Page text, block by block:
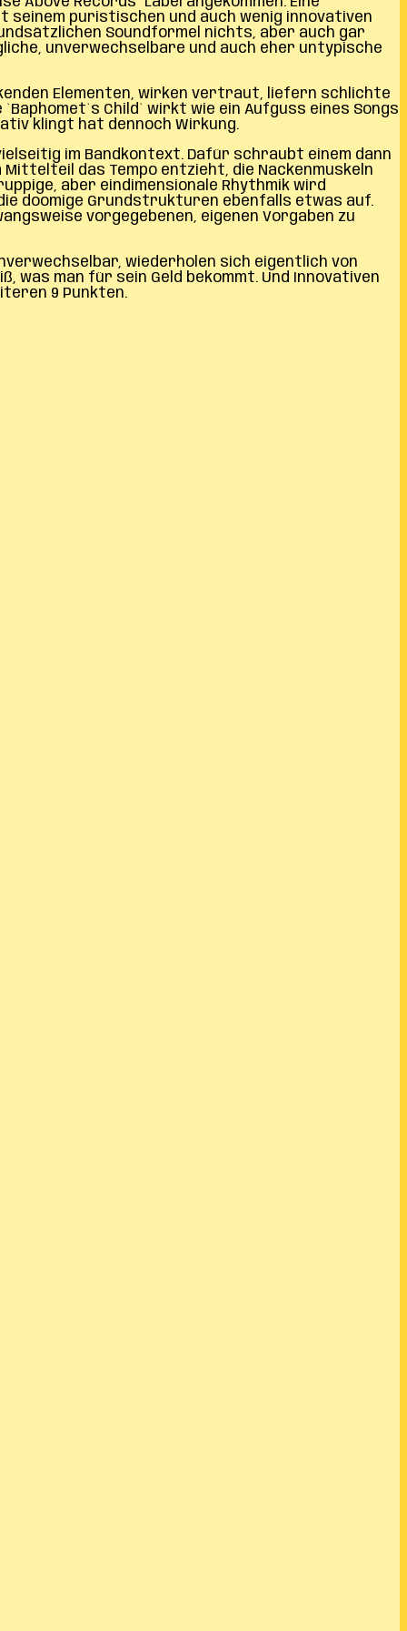
seinem puristischen und auch wenig innovativen
Soundformel nichts, aber auch gar
unverwechselbare und auch eher untypische
Elementen, wirken vertraut, liefern schlichte
Child` wirkt wie ein Aufguss eines Songs
klingt hat dennoch Wirkung.
im Bandkontext. Dafür schraubt einem dann
Mittelteil das Tempo entzieht, die Nackenmuskeln
aber eindimensionale Rhythmik wird
doomige Grundstrukturen ebenfalls etwas auf.
vorgegebenen, eigenen Vorgaben zu
wiederholen sich eigentlich von
was man für sein Geld bekommt. Und Innovativen
9 Punkten.